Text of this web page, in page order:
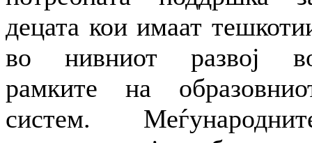
децата кои имаат
во нивниот развој
рамките на
систем.